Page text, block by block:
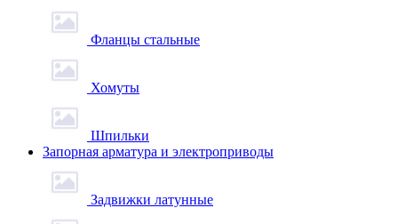
Фланцы стальные
Хомуты
Шпильки
Запорная арматура и электроприводы
Задвижки латунные